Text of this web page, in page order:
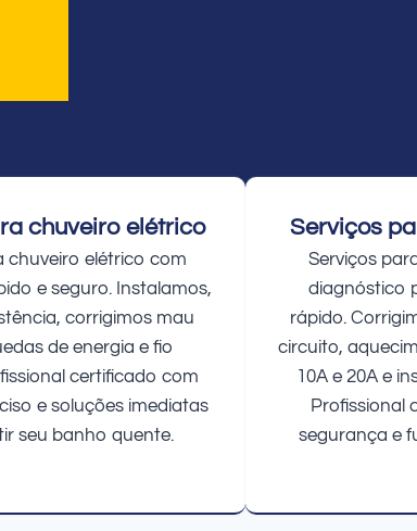
chuveiro elétrico
chuveiro elétrico com
e seguro. Instalamos,
corrigimos mau
de energia e fio
certificado com
e soluções imediatas
seu banho quente.
Serviços
Serviços
diagnóstico
rápido.
circuito,
10A e 20A e
Profissional
segurança e